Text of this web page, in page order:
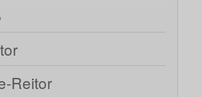
Reitor